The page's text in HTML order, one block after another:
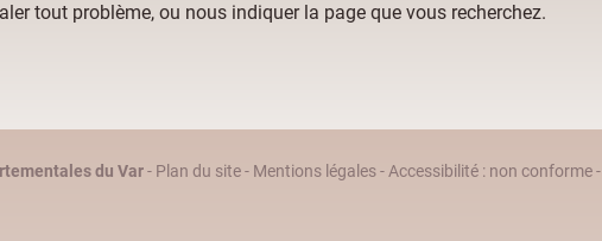
tout problème, ou nous indiquer la page que vous recherchez.
du Var- Plan du site- Mentions légales-Accessibilité : non conforme-